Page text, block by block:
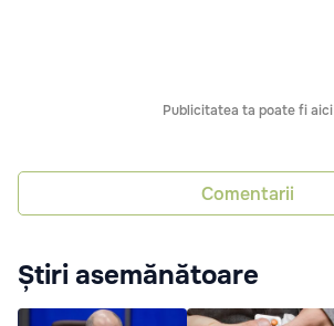
Publicitatea ta poate fi aici
Comentarii
Știri asemănătoare